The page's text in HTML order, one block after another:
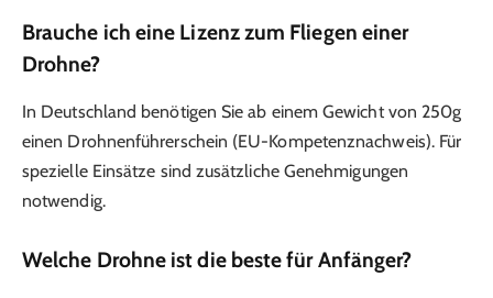
Brauche ich eine Lizenz zum Fliegen einer
Drohne?
In Deutschland benötigen Sie ab einem Gewicht von 250g
einen Drohnenführerschein (EU-Kompetenznachweis). Für
spezielle Einsätze sind zusätzliche Genehmigungen
notwendig.
Welche Drohne ist die beste für Anfänger?